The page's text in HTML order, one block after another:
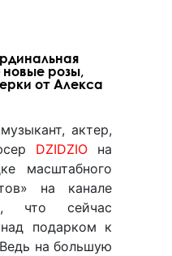
розы,
от Алекса
актер,
DZIDZIOна
масштабного
на канале
что сейчас
подарком к
на большую